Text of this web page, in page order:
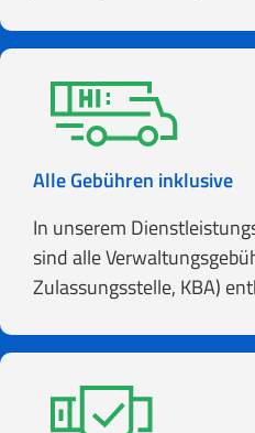
Alle Gebühren inklusive
In unserem
sind alle
Zulassungsstelle, KBA)